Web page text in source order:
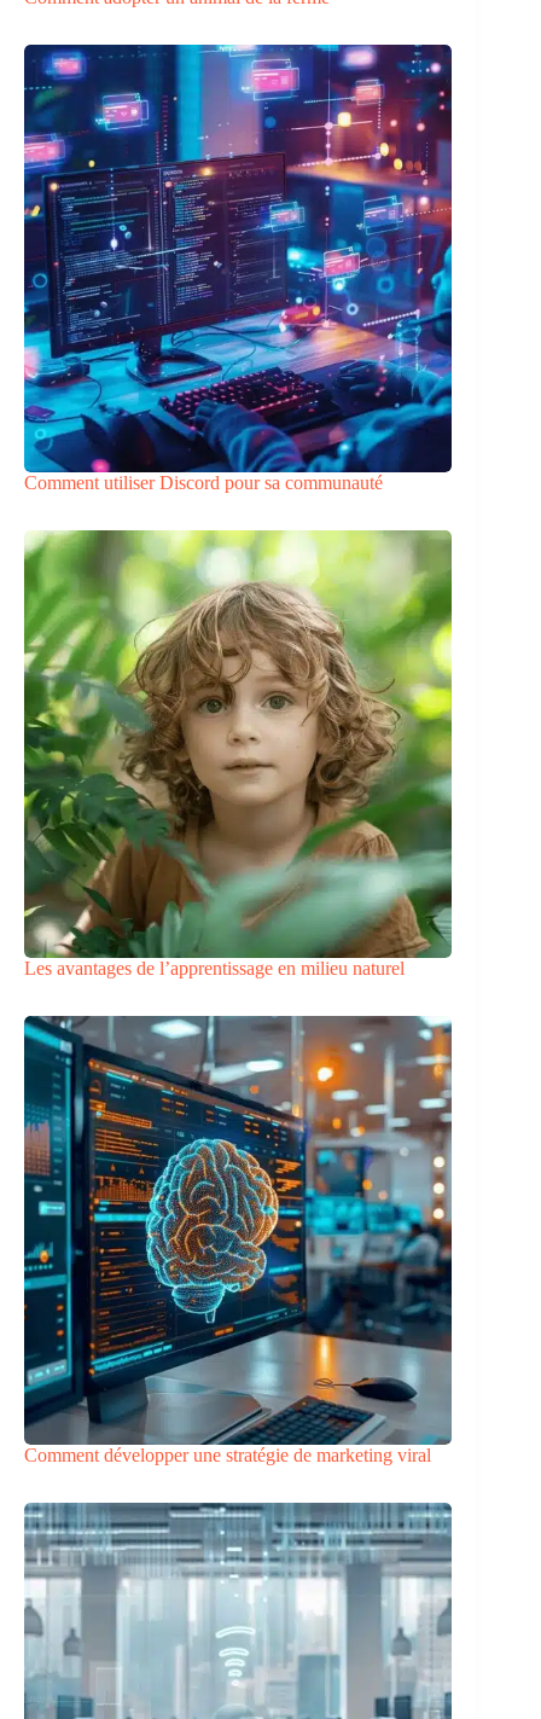
Comment utiliser Discord pour sa communauté
Les avantages de l’apprentissage en milieu naturel
Comment développer une stratégie de marketing viral